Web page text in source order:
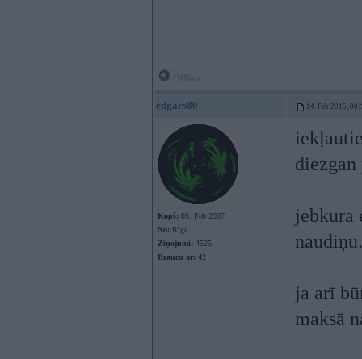
edgars80 14. Feb 2015,
Kopš: 05. Feb 2007
No: Rīga
Ziņojumi: 4525
Braucu ar: 42
jebkura
naudiņu.
ja arī
maksā